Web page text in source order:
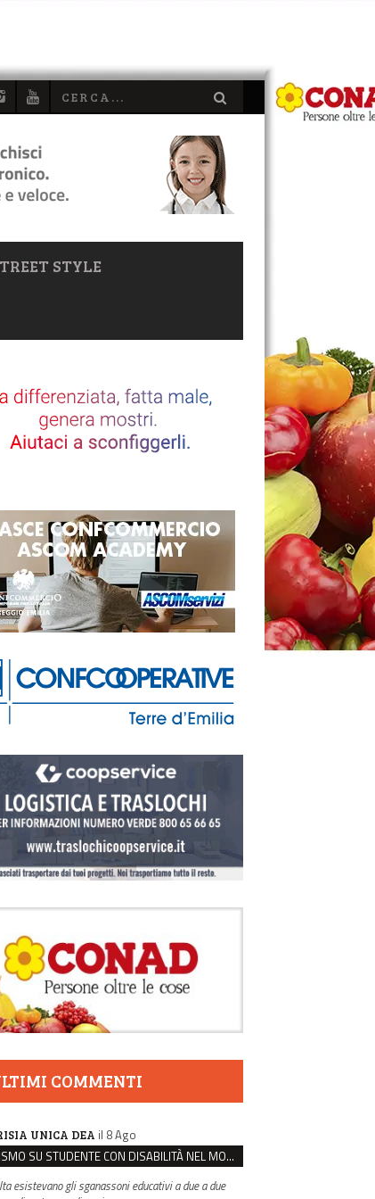
STYLE
COMMENTI
UNICA DEA il 8 Ago
BULLISMO SU STUDENTE CON DISABILITÀ NEL MODENESE, INDAGATI DUE RAGAZZI DI 16 ANNI
esistevano gli sganassoni educativi a due a due